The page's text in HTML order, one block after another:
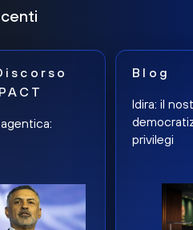
Blog
Idira: il
privilegi